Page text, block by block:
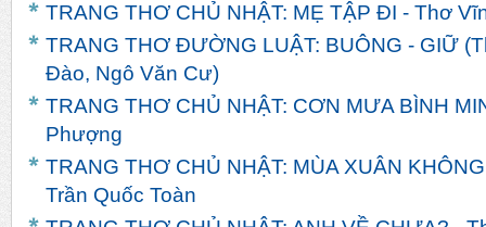
TRANG THƠ CHỦ NHẬT: MẸ TẬP ĐI - Thơ
TRANG THƠ ĐƯỜNG LUẬT: BUÔNG - GIỮ
Đào, Ngô Văn Cư)
TRANG THƠ CHỦ NHẬT: CƠN MƯA BÌNH
Phượng
TRANG THƠ CHỦ NHẬT: MÙA XUÂN
Trần Quốc Toàn